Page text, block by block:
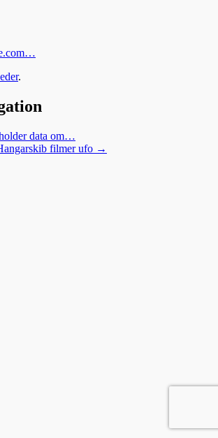
.
data om…
filmer ufo →